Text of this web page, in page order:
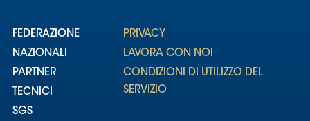
FEDERAZIONE
NAZIONALI
PARTNER
TECNICI
SGS
PRIVACY
LAVORA CON NOI
CONDIZIONI DI UTILIZZO DEL
SERVIZIO